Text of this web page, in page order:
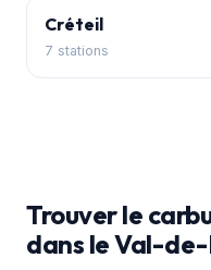
Créteil
7 stations
Trouver le
dans le Val-